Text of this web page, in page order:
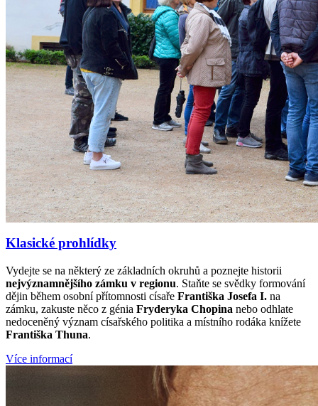
Klasické prohlídky
Vydejte se na některý ze základních okruhů a poznejte historii
nejvýznamnějšího zámku v regionu. Staňte se svědky formování
dějin během osobní přítomnosti císaře Františka Josefa I. na
zámku, zakuste něco z génia Fryderyka Chopina nebo odhlate
nedoceněný význam císařského politika a místního rodáka knížete
Františka Thuna.
Více informací